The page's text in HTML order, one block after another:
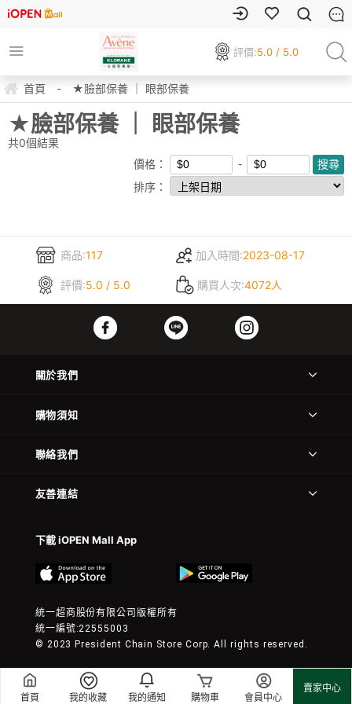
首頁 我的收藏 我的通知 購物車 會員中心
賣家中心
評價:5.0 / 5.0
首頁 - ★臉部保養 ｜ 眼部保養
★臉部保養 ｜ 眼部保養
共0個結果
價格：
排序：
商品:117 加入時間:2023-08-17
評價:5.0 / 5.0 購買人次:4072人
關於我們
購物須知
聯絡我們
友善連結
下載 iOPEN Mall App
統一超商股份有限公司版權所有
統一編號:22555003
© 2023 President Chain Store Corp. All rights reserved.